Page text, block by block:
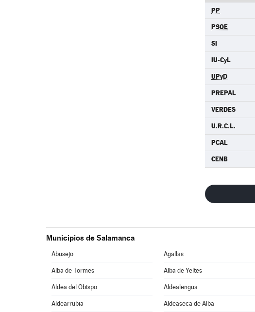
PP
PSOE
SI
IU-CyL
UPyD
PREPAL
VERDES
U.R.C.L.
PCAL
CENB
Municipios de Salamanca
Abusejo Agallas
Alba de Tormes Alba de Yeltes
Aldea del Obispo Aldealengua
Aldearrubia Aldeaseca de Alba